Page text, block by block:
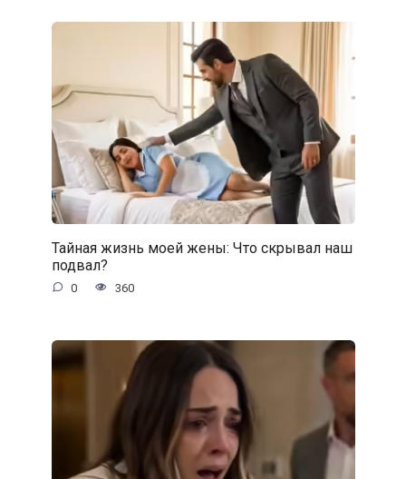
Тайная жизнь моей жены: Что скрывал наш
подвал?
0 360